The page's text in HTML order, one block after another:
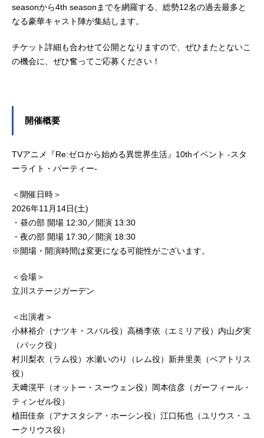
seasonから4th seasonまでを網羅する、総勢12名の過去最多と
なる豪華キャスト陣が集結します。
チケット詳細も合わせて公開となりますので、ぜひまたとないこ
の機会に、ぜひ奮ってご応募ください！
開催概要
TVアニメ『Re:ゼロから始める異世界生活』10thイベント -スタ
ーライト・パーティー-
＜開催日時＞
2026年11月14日(土)
・昼の部 開場 12:30／開演 13:30
・夜の部 開場 17:30／開演 18:30
※開場・開演時間は変更になる可能性がございます。
＜会場＞
立川ステージガーデン
＜出演者＞
小林裕介（ナツキ・スバル役）高橋李依（エミリア役）内山夕実
（パック役）
村川梨衣（ラム役）水瀬いのり（レム役）新井里美（ベアトリス
役）
天﨑滉平（オットー・スーウェン役）岡本信彦（ガーフィール・
ティンゼル役）
植田佳奈（アナスタシア・ホーシン役）江口拓也（ユリウス・ユ
ークリウス役）